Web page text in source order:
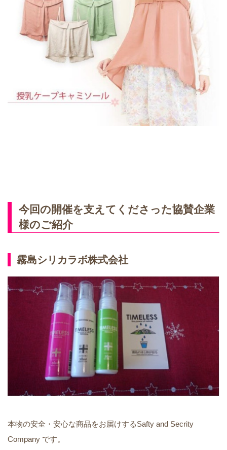
今回の開催を支えてくださった協賛企業
様のご紹介
霧島シリカラボ株式会社
本物の安全・安心な商品をお届けするSafty and Secrity
Company です。